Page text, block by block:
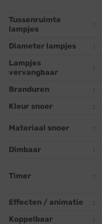
Tussenruimte
lampjes
:
Diameter lampjes :
Lampjes
vervangbaar
:
Branduren :
Kleur snoer
:
Materiaal snoer :
Dimbaar
:
Timer :
Effecten / animatie
:
Koppelbaar
: